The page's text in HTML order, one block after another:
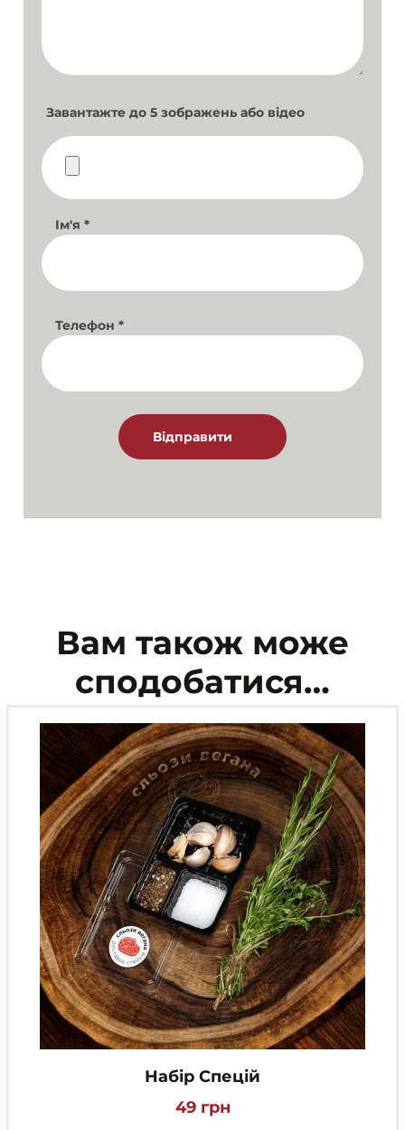
Завантажте до 5 зображень або відео
Ім'я *
Телефон *
Вам також може
сподобатися…
Набір Спецій
49 грн